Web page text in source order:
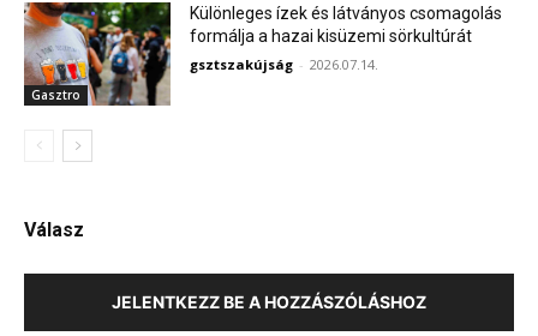
Gasztro
Különleges ízek és látványos csomagolás
formálja a hazai kisüzemi sörkultúrát
gsztszakújság - 2026.07.14.
Válasz
JELENTKEZZ BE A HOZZÁSZÓLÁSHOZ